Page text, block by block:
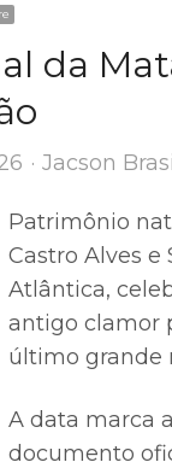
da
Author
Jacson Brasil
Patrimônio
Castro Alves e
Atlântica,
antigo clamor
último grande
A data marca
documento